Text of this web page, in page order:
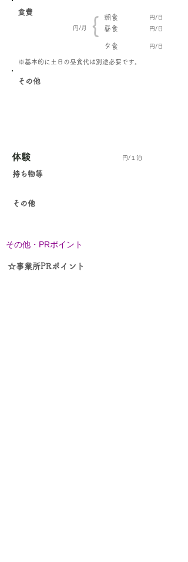
食費
{
円/月
朝食
昼食
夕食
円/日
円/日
円/日
​※基本的に土日の昼食代は別途必要です。
その他
体験 円/１泊
持ち物等
その他
その他・PRポイント
☆事業所PRポイント